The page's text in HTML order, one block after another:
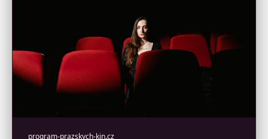
program-prazskych-kin.cz